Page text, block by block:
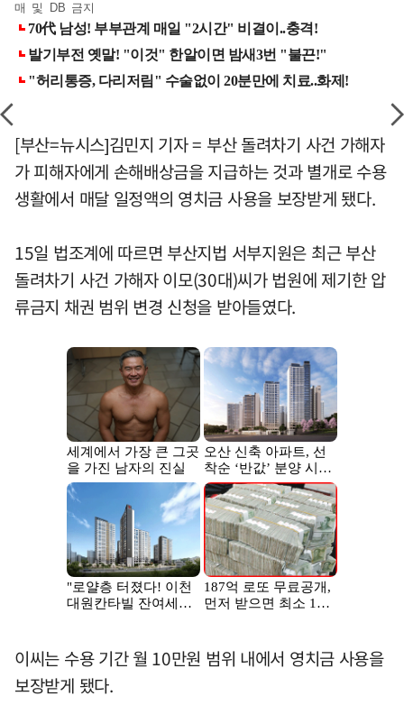
매 및 DB 금지
[부산=뉴시스]김민지 기자 = 부산 돌려차기 사건 가해자
가 피해자에게 손해배상금을 지급하는 것과 별개로 수용
생활에서 매달 일정액의 영치금 사용을 보장받게 됐다.
15일 법조계에 따르면 부산지법 서부지원은 최근 부산
돌려차기 사건 가해자 이모(30대)씨가 법원에 제기한 압
류금지 채권 범위 변경 신청을 받아들였다.
이씨는 수용 기간 월 10만원 범위 내에서 영치금 사용을
보장받게 됐다.